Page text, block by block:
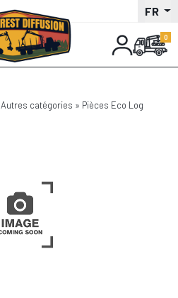
FR
Autres catégories
Pièces Eco Log